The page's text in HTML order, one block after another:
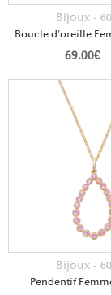
Bijoux -
Boucle d’oreille
69.00€
Bijoux -
Pendentif